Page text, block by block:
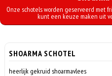
Onze schotels worden geserveerd met
kunt een keuze maken uit
SHOARMA SCHOTEL
heerlijk gekruid shoarmavlees